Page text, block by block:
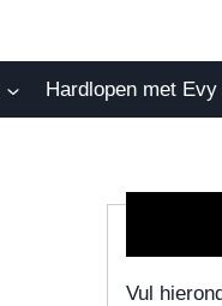
Hardlopen met Evy
Vul